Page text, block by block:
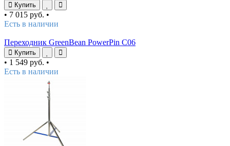
Купить
• 7 015 руб. •
Есть в наличии
Переходник GreenBean PowerPin C06
Купить
• 1 549 руб. •
Есть в наличии